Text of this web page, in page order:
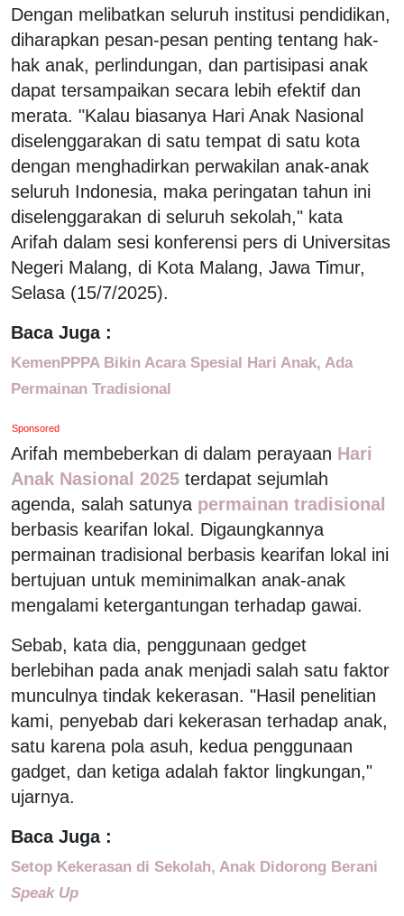
Dengan melibatkan seluruh institusi pendidikan,
diharapkan pesan-pesan penting tentang hak-
hak anak, perlindungan, dan partisipasi anak
dapat tersampaikan secara lebih efektif dan
merata. "Kalau biasanya Hari Anak Nasional
diselenggarakan di satu tempat di satu kota
dengan menghadirkan perwakilan anak-anak
seluruh Indonesia, maka peringatan tahun ini
diselenggarakan di seluruh sekolah," kata
Arifah dalam sesi konferensi pers di Universitas
Negeri Malang, di Kota Malang, Jawa Timur,
Selasa (15/7/2025).
Baca Juga :
KemenPPPA Bikin Acara Spesial Hari Anak, Ada
Permainan Tradisional
Sponsored
Arifah membeberkan di dalam perayaan Hari
Anak Nasional 2025 terdapat sejumlah
agenda, salah satunya permainan tradisional
berbasis kearifan lokal. Digaungkannya
permainan tradisional berbasis kearifan lokal ini
bertujuan untuk meminimalkan anak-anak
mengalami ketergantungan terhadap gawai.
Sebab, kata dia, penggunaan gedget
berlebihan pada anak menjadi salah satu faktor
munculnya tindak kekerasan. "Hasil penelitian
kami, penyebab dari kekerasan terhadap anak,
satu karena pola asuh, kedua penggunaan
gadget, dan ketiga adalah faktor lingkungan,"
ujarnya.
Baca Juga :
Setop Kekerasan di Sekolah, Anak Didorong Berani
Speak Up